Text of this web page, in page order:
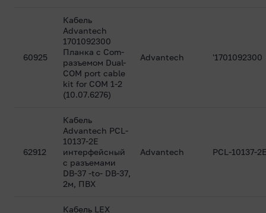
60925
Кабель
Advantech
1701092300
Планка с Com-
разъемом Dual-
COM port cable
kit for COM 1-2
(10.07.6276)
Advantech '1701092300
62912
Кабель
Advantech PCL-
10137-2E
интерфейсный
с разъемами
DB-37 -to- DB-37,
2м, ПВХ
Advantech PCL-10137-
Кабель LEX